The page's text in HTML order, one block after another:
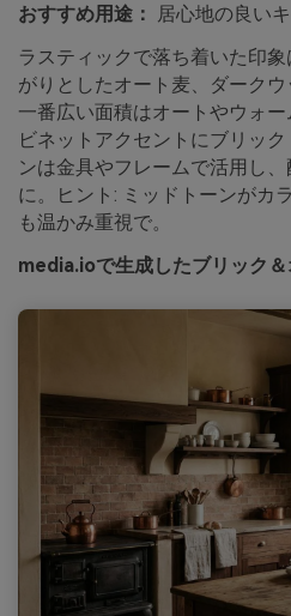
おすすめ用途：
居心地の良い
ラスティックで落ち着いた印
がりとしたオート麦、ダークウ
一番広い面積はオートやウォ
ビネットアクセントにブリッ
ンは金具やフレームで活用し
に。ヒント: ミッドトーンがカ
も温かみ重視で。
media.ioで生成したブリック